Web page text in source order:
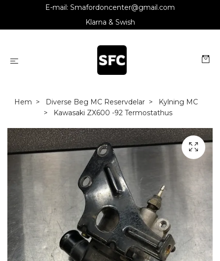
E-mail: Smafordoncenter@gmail.com
Klarna & Swish
Hem Diverse Beg MC Reservdelar
Kylning MC
Kawasaki ZX600 -92 Termostathus